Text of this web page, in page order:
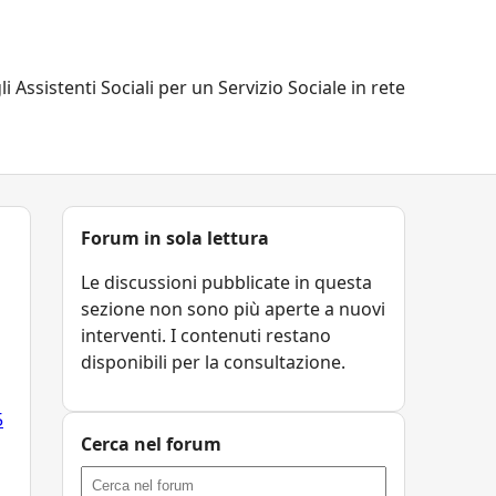
Assistenti Sociali per un Servizio Sociale in rete
Forum in sola lettura
Le discussioni pubblicate in questa
sezione non sono più aperte a nuovi
interventi. I contenuti restano
disponibili per la consultazione.
Cerca nel forum